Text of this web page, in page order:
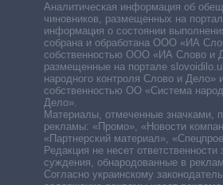
Аналитическая информация об
чиновников, размещенных на
информация о состоянии
собрана и обработана ООО «ИА
собственностью ООО «ИА Слово и
размещенные на портале
народного контроля Слово и Дело»
собственностью ОО «Система
Дело».
Материалы, отмеченные значками,
рекламы: «Промо», «Новости
«Партнерский материал»,
Редакция не несет ответственности
суждения, обнародованные в
Согласно украинскому